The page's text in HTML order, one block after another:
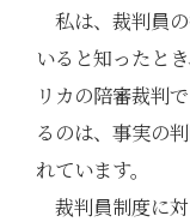
私は、裁判員
いると知ったと
リカの陪審裁判
るのは、事実の
れています。
裁判員制度に